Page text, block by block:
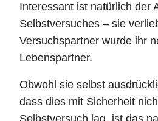
Interessant ist natürlich der
Selbstversuches – sie
Versuchspartner wurde ihr
Lebenspartner.
Obwohl sie selbst
dass dies mit Sicherheit
Selbstversuch lag, ist das